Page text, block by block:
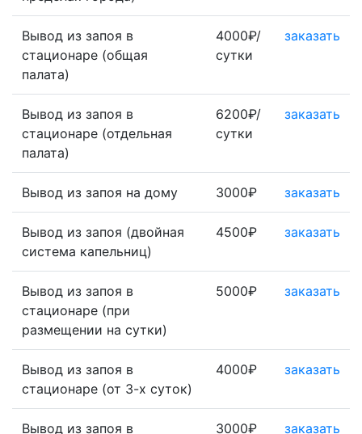
Вывод из запоя в
стационаре (общая
палата)
4000₽/
сутки
заказать
Вывод из запоя в
стационаре (отдельная
палата)
6200₽/
сутки
заказать
Вывод из запоя на дому 3000₽ заказать
Вывод из запоя (двойная
система капельниц)
4500₽ заказать
Вывод из запоя в
стационаре (при
размещении на сутки)
5000₽ заказать
Вывод из запоя в
стационаре (от 3-х суток)
4000₽ заказать
Вывод из запоя в 3000₽ заказать